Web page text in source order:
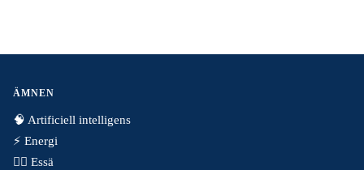
ÄMNEN
🧠 Artificiell intelligens
⚡️ Energi
✍🏼 Essä